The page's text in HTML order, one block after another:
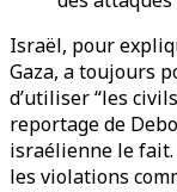
Israël, pour
Gaza, a toujours
d’utiliser “les
reportage de
israélienne le
les violations